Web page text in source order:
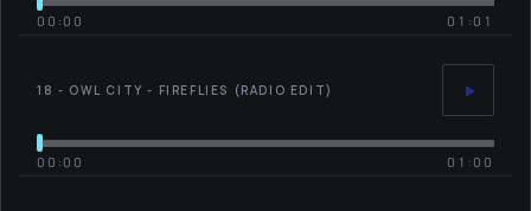
00:00 01:01
18 - OWL CITY - FIREFLIES (RADIO EDIT)
00:00 01:00